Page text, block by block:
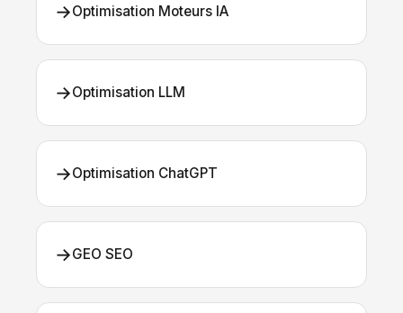
→Optimisation Moteurs IA
→Optimisation LLM
→Optimisation ChatGPT
→GEO SEO